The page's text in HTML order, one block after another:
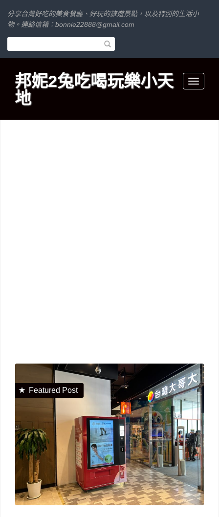
分享台灣好吃的美食餐廳、好玩的旅遊景點，以及特別的生活小
物。連絡信箱： bonnie22888@gmail.com
Toggle
邦妮2兔吃喝玩樂小天
地
Featured Post